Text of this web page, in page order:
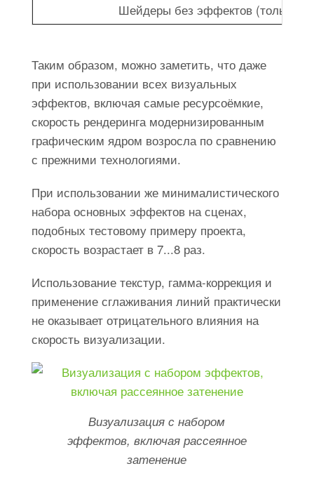
Шейдеры без эффектов (только
Таким образом, можно заметить, что даже
при использовании всех визуальных
эффектов, включая самые ресурсоёмкие,
скорость рендеринга модернизированным
графическим ядром возросла по сравнению
с прежними технологиями.
При использовании же минималистического
набора основных эффектов на сценах,
подобных тестовому примеру проекта,
скорость возрастает в 7...8 раз.
Использование текстур, гамма-коррекция и
применение сглаживания линий практически
не оказывает отрицательного влияния на
скорость визуализации.
Визуализация с набором
эффектов, включая рассеянное
затенение